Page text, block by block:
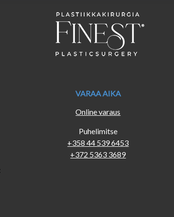
VARAA AIKA
Online varaus
Puhelimitse
+358 44 539 6453
+372 5363 3689